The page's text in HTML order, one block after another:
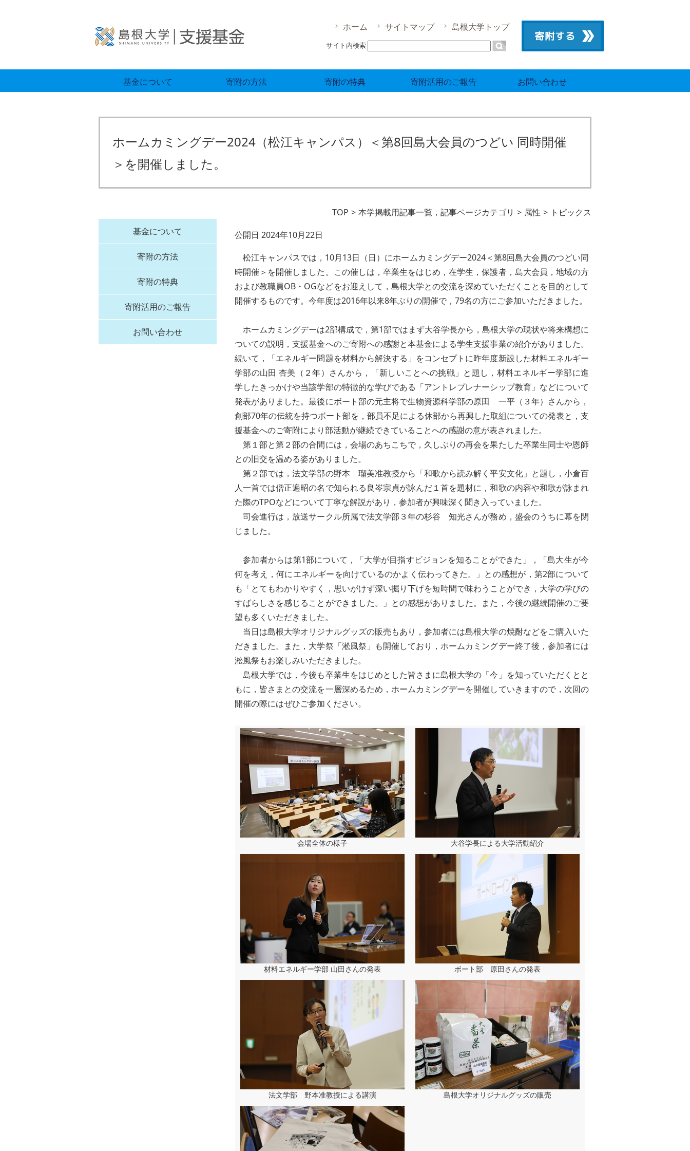
島根大学トップ
サイトマップ
ホーム
サイト内検索
基金について 寄附の方法 寄附の特典 寄附活用のご報告 お問い合わせ
ホームカミングデー2024（松江キャンパス）＜第8回島大会員のつどい 同時開催
＞を開催しました。
TOP 本学掲載用記事一覧，記事ページカテゴリ 属性
トピックス
公開日 2024年10月22日
松江キャンパスでは，10月13日（日）にホームカミングデー2024＜第8回島大会員のつどい同
時開催＞を開催しました。この催しは，卒業生をはじめ，在学生，保護者，島大会員，地域の方
および教職員OB・OGなどをお迎えして，島根大学との交流を深めていただくことを目的として
開催するものです。今年度は2016年以来8年ぶりの開催で，79名の方にご参加いただきました。
ホームカミングデーは2部構成で，第1部ではまず大谷学長から，島根大学の現状や将来構想に
ついての説明，支援基金へのご寄附への感謝と本基金による学生支援事業の紹介がありました。
続いて，「エネルギー問題を材料から解決する」をコンセプトに昨年度新設した材料エネルギー
学部の山田 杏美（２年）さんから，「新しいことへの挑戦」と題し，材料エネルギー学部に進
学したきっかけや当該学部の特徴的な学びである「アントレプレナーシップ教育」などについて
発表がありました。最後にボート部の元主将で生物資源科学部の原田 一平（３年）さんから，
創部70年の伝統を持つボート部を，部員不足による休部から再興した取組についての発表と，支
援基金へのご寄附により部活動が継続できていることへの感謝の意が表されました。
第１部と第２部の合間には，会場のあちこちで，久しぶりの再会を果たした卒業生同士や恩師
との旧交を温める姿がありました。
第２部では，法文学部の野本 瑠美准教授から「和歌から読み解く平安文化」と題し，小倉百
人一首では僧正遍昭の名で知られる良岑宗貞が詠んだ１首を題材に，和歌の内容や和歌が詠まれ
た際のTPOなどについて丁寧な解説があり，参加者が興味深く聞き入っていました。
司会進行は，放送サークル所属で法文学部３年の杉谷 知光さんが務め，盛会のうちに幕を閉
じました。
参加者からは第1部について，「大学が目指すビジョンを知ることができた」，「島大生が今
何を考え，何にエネルギーを向けているのかよく伝わってきた。」との感想が，第2部について
も「とてもわかりやすく，思いがけず深い掘り下げを短時間で味わうことができ，大学の学びの
すばらしさを感じることができました。」との感想がありました。また，今後の継続開催のご要
望も多くいただきました。
当日は島根大学オリジナルグッズの販売もあり，参加者には島根大学の焼酎などをご購入いた
だきました。また，大学祭「淞風祭」も開催しており，ホームカミングデー終了後，参加者には
淞風祭もお楽しみいただきました。
島根大学では，今後も卒業生をはじめとした皆さまに島根大学の「今」を知っていただくとと
もに，皆さまとの交流を一層深めるため，ホームカミングデーを開催していきますので，次回の
開催の際にはぜひご参加ください。
会場全体の様子 大谷学長による大学活動紹介
材料エネルギー学部 山田さんの発表 ボート部 原田さんの発表
法文学部 野本准教授による講演 島根大学オリジナルグッズの販売
基金について
寄附の方法
寄附の特典
寄附活用のご報告
お問い合わせ